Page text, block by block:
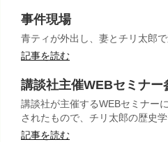
事件現場
青ティが外出し、妻とチリ太郎
記事を読む
講談社主催WEBセミナー
講談社が主催するWEBセミナー
されたもので、チリ太郎の歴史
記事を読む